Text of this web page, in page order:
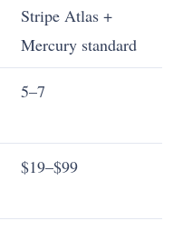
Stripe Atlas +
Mercury standard
5–7
$19–$99